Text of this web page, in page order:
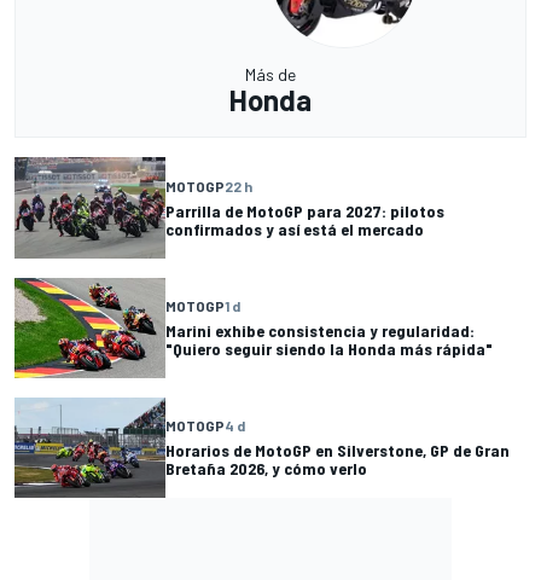
Más de
Honda
MOTOGP22 h
Parrilla de MotoGP para 2027: pilotos
confirmados y así está el mercado
MOTOGP1 d
Marini exhibe consistencia y regularidad:
"Quiero seguir siendo la Honda más rápida"
MOTOGP4 d
Horarios de MotoGP en Silverstone, GP de Gran
Bretaña 2026, y cómo verlo